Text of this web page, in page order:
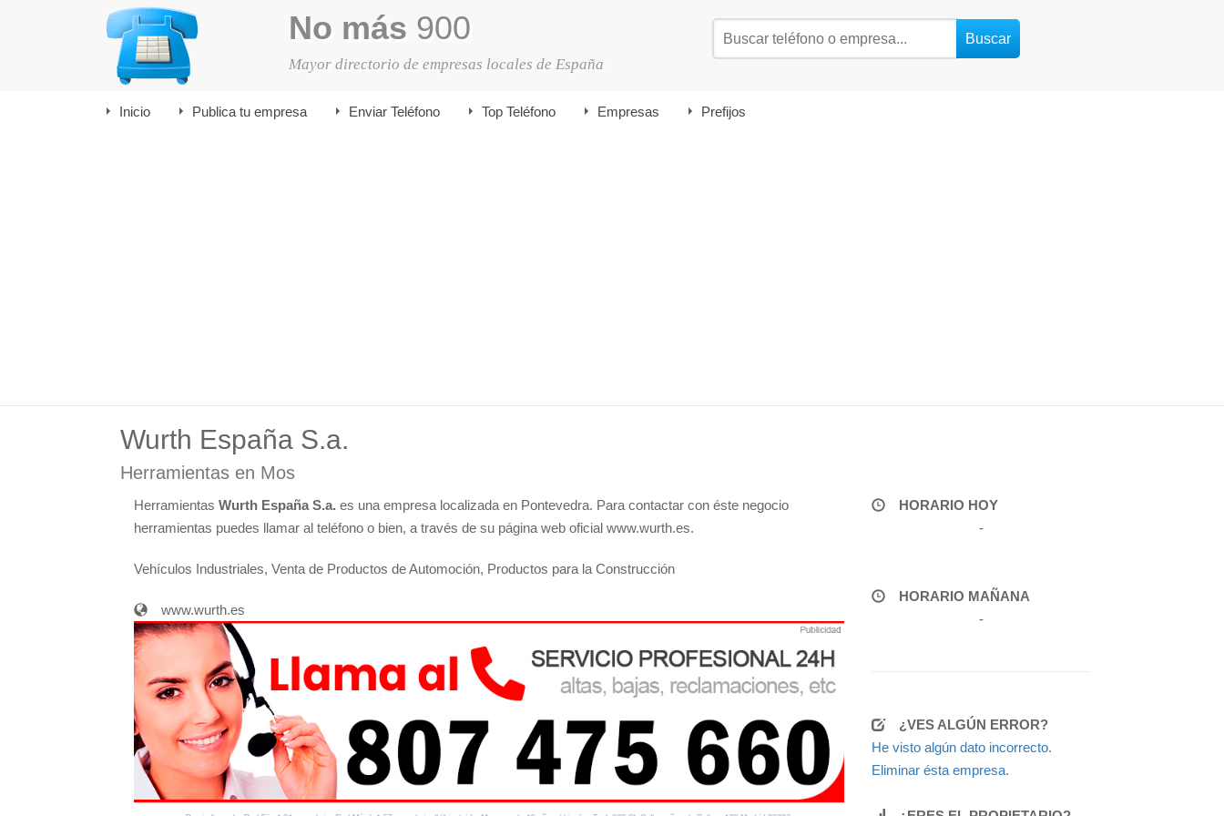
No más 900
Mayor directorio de empresas locales de España
Inicio Publica tu empresa Enviar Teléfono Top Teléfono Empresas Prefijos
Wurth España S.a.
Herramientas en Mos
Herramientas Wurth España S.a. es una empresa localizada en Pontevedra. Para contactar con éste negocio
herramientas puedes llamar al teléfono o bien, a través de su página web oficial www.wurth.es.
Vehículos Industriales, Venta de Productos de Automoción, Productos para la Construcción
www.wurth.es
HORARIO HOY
-
HORARIO MAÑANA
-
¿VES ALGÚN ERROR?
He visto algún dato incorrecto.
Eliminar ésta empresa.